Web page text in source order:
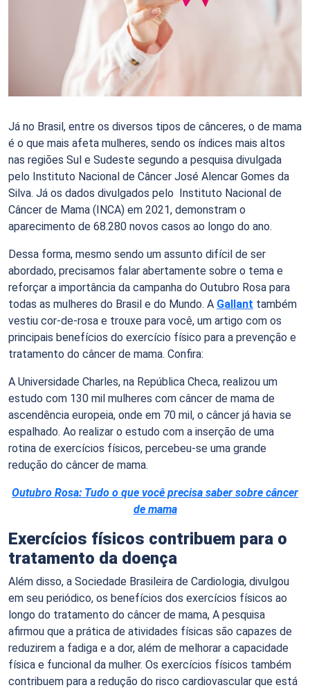
Já no Brasil, entre os diversos tipos de cânceres, o de mama
é o que mais afeta mulheres, sendo os índices mais altos
nas regiões Sul e Sudeste segundo a pesquisa divulgada
pelo Instituto Nacional de Câncer José Alencar Gomes da
Silva. Já os dados divulgados pelo Instituto Nacional de
Câncer de Mama (INCA) em 2021, demonstram o
aparecimento de 68.280 novos casos ao longo do ano.
Dessa forma, mesmo sendo um assunto difícil de ser
abordado, precisamos falar abertamente sobre o tema e
reforçar a importância da campanha do Outubro Rosa para
todas as mulheres do Brasil e do Mundo. A Gallant também
vestiu cor-de-rosa e trouxe para você, um artigo com os
principais benefícios do exercício físico para a prevenção e
tratamento do câncer de mama. Confira:
A Universidade Charles, na República Checa, realizou um
estudo com 130 mil mulheres com câncer de mama de
ascendência europeia, onde em 70 mil, o câncer já havia se
espalhado. Ao realizar o estudo com a inserção de uma
rotina de exercícios físicos, percebeu-se uma grande
redução do câncer de mama.
Outubro Rosa: Tudo o que você precisa saber sobre câncer
de mama
Exercícios físicos contribuem para o
tratamento da doença
Além disso, a Sociedade Brasileira de Cardiologia, divulgou
em seu periódico, os benefícios dos exercícios físicos ao
longo do tratamento do câncer de mama, A pesquisa
afirmou que a prática de atividades físicas são capazes de
reduzirem a fadiga e a dor, além de melhorar a capacidade
física e funcional da mulher. Os exercícios físicos também
contribuem para a redução do risco cardiovascular que está